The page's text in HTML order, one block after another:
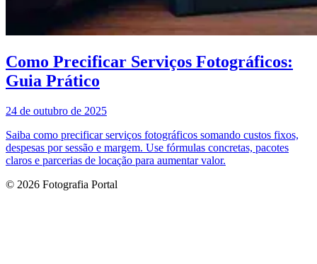
Como Precificar Serviços Fotográficos:
Guia Prático
24 de outubro de 2025
Saiba como precificar serviços fotográficos somando custos fixos,
despesas por sessão e margem. Use fórmulas concretas, pacotes
claros e parcerias de locação para aumentar valor.
© 2026 Fotografia Portal